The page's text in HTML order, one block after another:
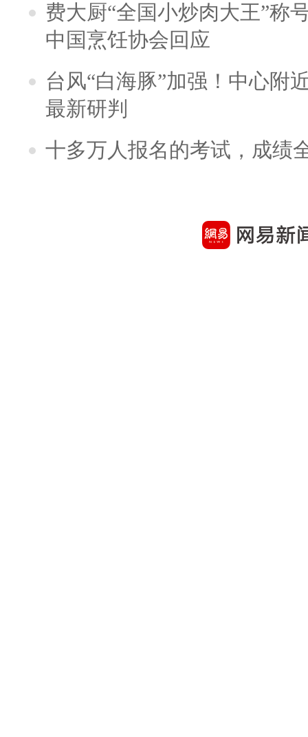
费大厨“全国小炒肉大王”称
中国烹饪协会回应
台风“白海豚”加强！中心附
最新研判
十多万人报名的考试，成绩